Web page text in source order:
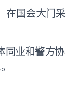
在国会大门采
同业和警方协